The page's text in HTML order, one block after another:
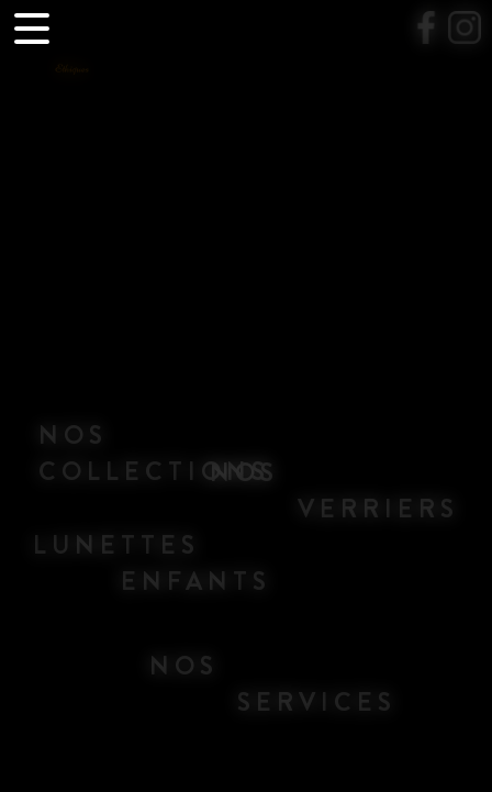
Panneau de gestion des cookies
NOS
COLLECTIONS
NOS
VERRIERS
LUNETTES
ENFANTS
NOS
SERVICES